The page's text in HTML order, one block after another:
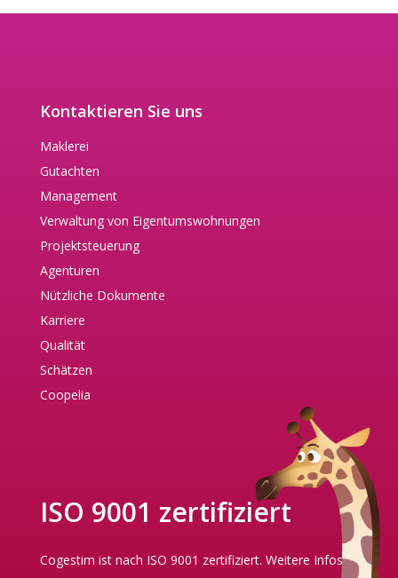
Kontaktieren Sie uns
Maklerei
Gutachten
Management
Verwaltung von Eigentumswohnungen
Projektsteuerung
Agenturen
Nützliche Dokumente
Karriere
Qualität
Schätzen
Coopelia
ISO 9001 zertifiziert
Cogestim ist nach ISO 9001 zertifiziert. Weitere Infos